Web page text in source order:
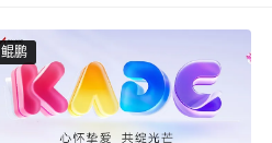
鲲鹏
鲲鹏